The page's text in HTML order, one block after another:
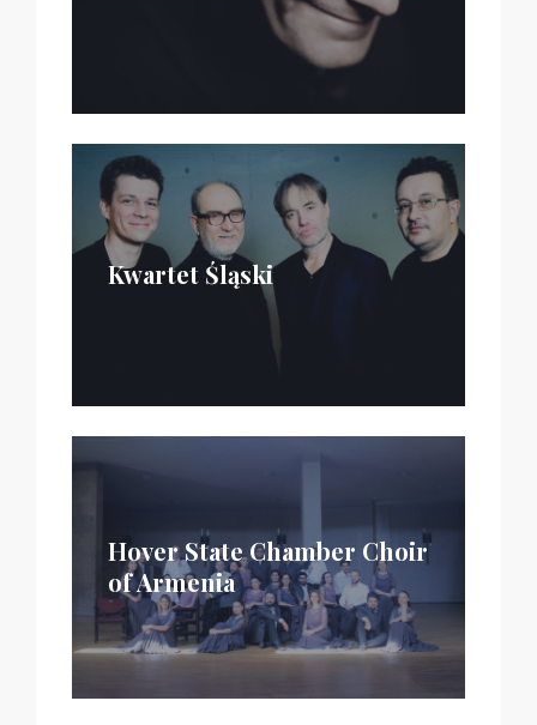
Kwartet Śląski
Hover State Chamber Choir
of Armenia